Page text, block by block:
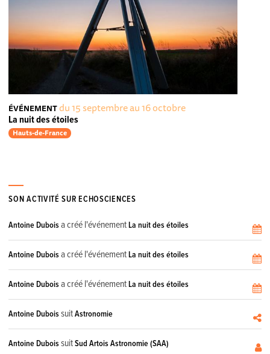
ÉVÉNEMENTdu 15 septembre au 16 octobre
La nuit des étoiles
Hauts-de-France
SON ACTIVITÉ SUR ECHOSCIENCES
Antoine Dubois a créé l'événementLa nuit des étoiles
Antoine Dubois a créé l'événementLa nuit des étoiles
Antoine Dubois a créé l'événementLa nuit des étoiles
Antoine Dubois suitAstronomie
Antoine Dubois suitSud Artois Astronomie (SAA)